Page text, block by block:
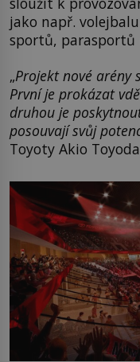
jako např.
sportů, parasportů
„Projekt nové arény
První je prokázat
druhou je
posouvají svůj
Toyoty Akio